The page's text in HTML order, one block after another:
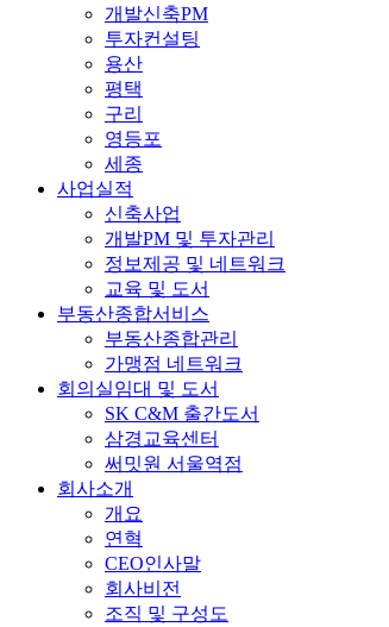
개발신축PM
투자컨설팅
용산
평택
구리
영등포
세종
사업실적
신축사업
개발PM 및 투자관리
정보제공 및 네트워크
교육 및 도서
부동산종합서비스
부동산종합관리
가맹점 네트워크
회의실임대 및 도서
SK C&M 출간도서
삼경교육센터
써밋원 서울역점
회사소개
개요
연혁
CEO인사말
회사비전
조직 및 구성도